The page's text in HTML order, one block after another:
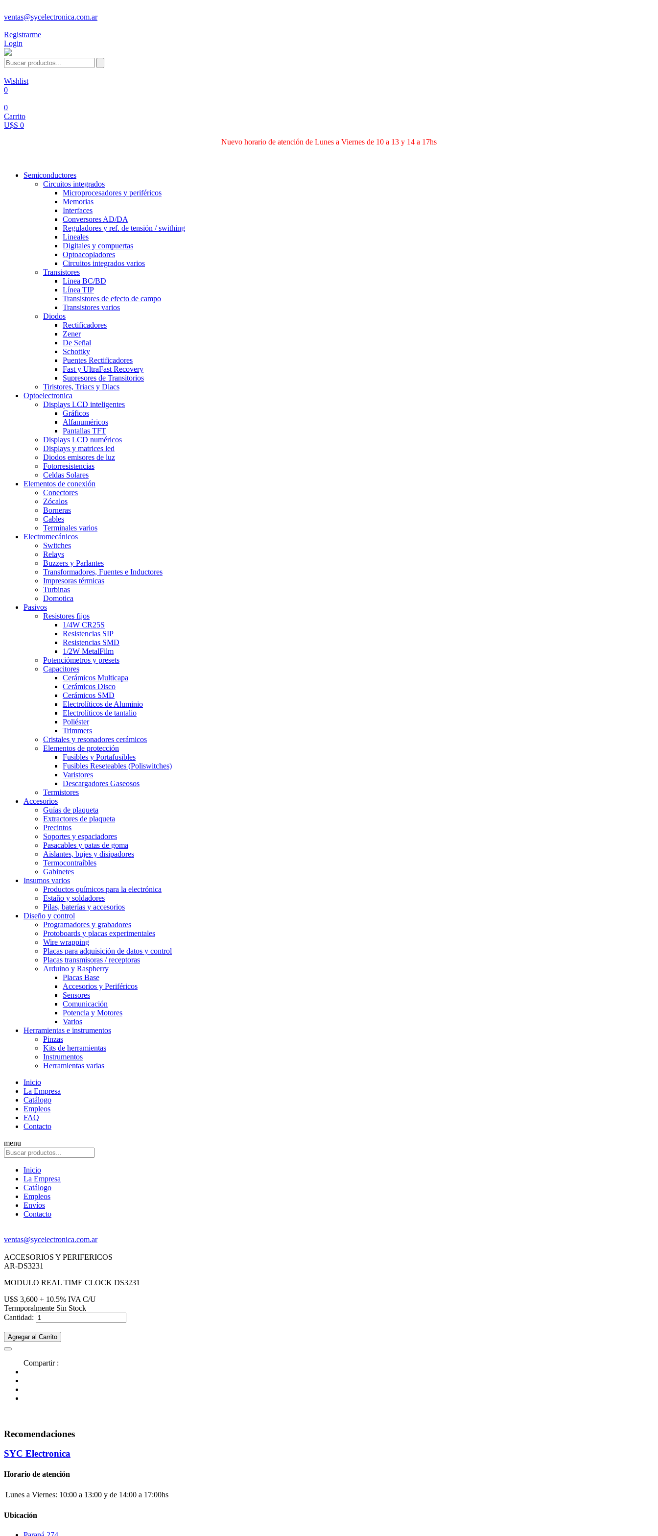
ventas@sycelectronica.com.ar
Registrarme
Login
Wishlist
0
0
Carrito
U$S 0
Nuevo horario de atención de Lunes a Viernes de 10 a 13 y 14 a 17hs
Semiconductores
Circuitos integrados
Microprocesadores y periféricos
Memorias
Interfaces
Conversores AD/DA
Reguladores y ref. de tensión / swithing
Lineales
Digitales y compuertas
Optoacopladores
Circuitos integrados varios
Transistores
Línea BC/BD
Línea TIP
Transistores de efecto de campo
Transistores varios
Diodos
Rectificadores
Zener
De Señal
Schottky
Puentes Rectificadores
Fast y UltraFast Recovery
Supresores de Transitorios
Tiristores, Triacs y Diacs
Optoelectronica
Displays LCD inteligentes
Gráficos
Alfanuméricos
Pantallas TFT
Displays LCD numéricos
Displays y matrices led
Diodos emisores de luz
Fotorresistencias
Celdas Solares
Elementos de conexión
Conectores
Zócalos
Borneras
Cables
Terminales varios
Electromecánicos
Switches
Relays
Buzzers y Parlantes
Transformadores, Fuentes e Inductores
Impresoras térmicas
Turbinas
Domotica
Pasivos
Resistores fijos
1/4W CR25S
Resistencias SIP
Resistencias SMD
1/2W MetalFilm
Potenciómetros y presets
Capacitores
Cerámicos Multicapa
Cerámicos Disco
Cerámicos SMD
Electrolíticos de Aluminio
Electrolíticos de tantalio
Poliéster
Trimmers
Cristales y resonadores cerámicos
Elementos de protección
Fusibles y Portafusibles
Fusibles Reseteables (Poliswitches)
Varistores
Descargadores Gaseosos
Termistores
Accesorios
Guías de plaqueta
Extractores de plaqueta
Precintos
Soportes y espaciadores
Pasacables y patas de goma
Aislantes, bujes y disipadores
Termocontraíbles
Gabinetes
Insumos varios
Productos químicos para la electrónica
Estaño y soldadores
Pilas, baterías y accesorios
Diseño y control
Programadores y grabadores
Protoboards y placas experimentales
Wire wrapping
Placas para adquisición de datos y control
Placas transmisoras / receptoras
Arduino y Raspberry
Placas Base
Accesorios y Periféricos
Sensores
Comunicación
Potencia y Motores
Varios
Herramientas e instrumentos
Pinzas
Kits de herramientas
Instrumentos
Herramientas varias
Inicio
La Empresa
Catálogo
Empleos
FAQ
Contacto
menu
Inicio
La Empresa
Catálogo
Empleos
Envíos
Contacto
ventas@sycelectronica.com.ar
ACCESORIOS Y PERIFERICOS
AR-DS3231
MODULO REAL TIME CLOCK DS3231
U$S 3,600 + 10.5% IVA C/U
Termporalmente Sin Stock
Cantidad:
Agregar al Carrito
Compartir :
Recomendaciones
SYC Electronica
Horario de atención
Lunes a Viernes: 10:00 a 13:00 y de 14:00 a 17:00hs
Ubicación